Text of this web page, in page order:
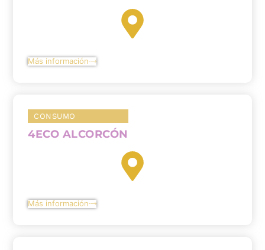
Más información
CONSUMO
4ECO ALCORCÓN
Más información